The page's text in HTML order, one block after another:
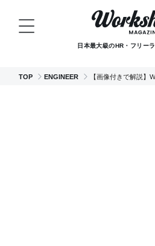
日本最大級のHR・フリー
TOP ENGINEER 【画像付きで解説】